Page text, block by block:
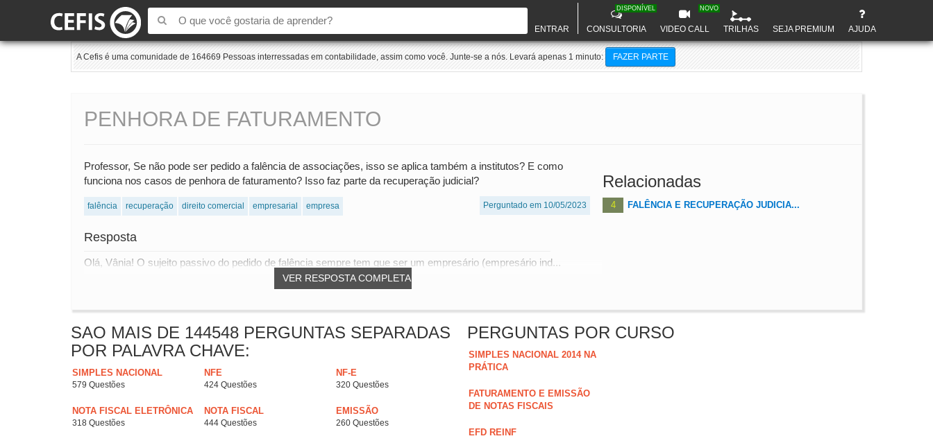
ENTRAR CONSULTORIA
DISPONÍVEL
VIDEO CALL
NOVO
TRILHAS SEJA PREMIUM AJUDA
A Cefis é uma comunidade de 164669 Pessoas interressadas em contabilidade, assim como você. Junte-se a nós. Levará apenas 1 minuto: FAZER PARTE
PENHORA DE FATURAMENTO
Professor, Se não pode ser pedido a falência de associações, isso se aplica também a institutos? E como
funciona nos casos de penhora de faturamento? Isso faz parte da recuperação judicial?
falência recuperação direito comercial empresarial empresa Perguntado em 10/05/2023
Resposta
VER RESPOSTA COMPLETA
Olá, Vânia! O sujeito passivo do pedido de falência sempre tem que ser um empresário (empresário ind...
Relacionadas
4 FALÊNCIA E RECUPERAÇÃO JUDICIA...
SAO MAIS DE 144548 PERGUNTAS SEPARADAS
POR PALAVRA CHAVE:
SIMPLES NACIONAL
579 Questões
NFE
424 Questões
NF-E
320 Questões
NOTA FISCAL ELETRÔNICA
318 Questões
NOTA FISCAL
444 Questões
EMISSÃO
260 Questões
PERGUNTAS POR CURSO
SIMPLES NACIONAL 2014 NA
PRÁTICA
FATURAMENTO E EMISSÃO
DE NOTAS FISCAIS
EFD REINF